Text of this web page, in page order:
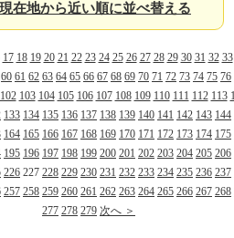
現在地から近い順に並べ替える
17 18 19 20 21 22 23 24 25 26 27 28 29 30 31 32 33
60 61 62 63 64 65 66 67 68 69 70 71 72 73 74 75 76
102 103 104 105 106 107 108 109 110 111 112 113
133 134 135 136 137 138 139 140 141 142 143 144
164 165 166 167 168 169 170 171 172 173 174 175
195 196 197 198 199 200 201 202 203 204 205 206
226 227 228 229 230 231 232 233 234 235 236 237
257 258 259 260 261 262 263 264 265 266 267 268
277 278 279 次へ ＞